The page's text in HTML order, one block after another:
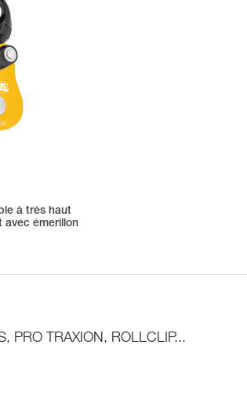
à très haut
avec émerillon
PRO TRAXION, ROLLCLIP...